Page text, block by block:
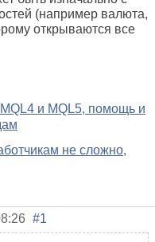
(например валюта,
открываются все
и MQL5, помощь и
не сложно,
#1